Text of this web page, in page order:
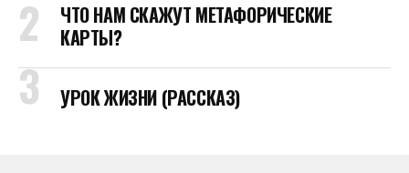
ЧТО НАМ СКАЖУТ МЕТАФОРИЧЕСКИЕ
КАРТЫ?
УРОК ЖИЗНИ (РАССКАЗ)